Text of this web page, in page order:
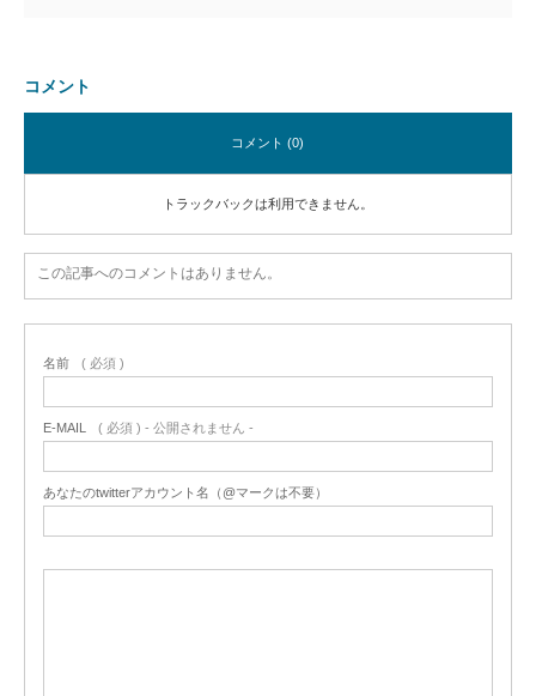
コメント
コメント (0)
トラックバックは利用できません。
この記事へのコメントはありません。
名前 ( 必須 )
E-MAIL ( 必須 ) - 公開されません -
あなたのtwitterアカウント名（@マークは不要）